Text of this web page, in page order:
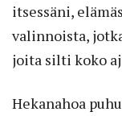
itsessäni,
valinnoista,
joita silti koko
Hekanahoa